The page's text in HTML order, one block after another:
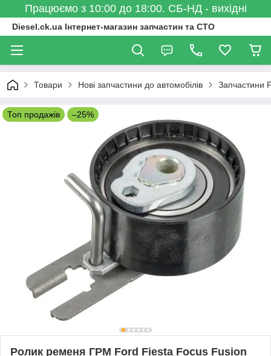
Працюємо з 10:00 до 18:00. СБ-НД - вихідні
Diesel.ck.ua Інтернет-магазин запчастин та СТО
Товари Нові запчастини до автомобілів Запчастини
Топ продажів –25%
Ролик ременя ГРМ Ford Fiesta Focus Fusion